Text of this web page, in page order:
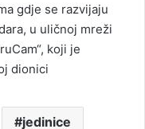
gdje se razvijaju
u uličnoj mreži
koji je
dionici
jedinice